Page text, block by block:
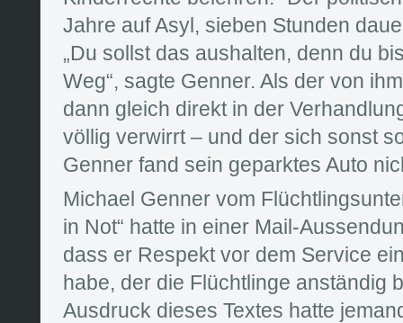
Jahre auf Asyl, sieben Stunden
„Du sollst das aushalten, denn du
Weg“, sagte Genner. Als der von
dann gleich direkt in der
völlig verwirrt – und der sich sonst
Genner fand sein geparktes Auto
Michael Genner vom
in Not“ hatte in einer Mail-
dass er Respekt vor dem Service
habe, der die Flüchtlinge anständig
Ausdruck dieses Textes hatte